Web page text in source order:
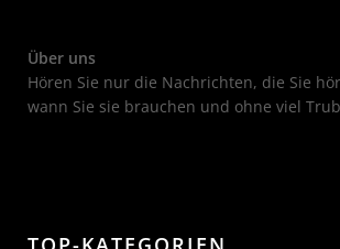
Über uns
Hören Sie nur die Nachrichten, die Sie
wann Sie sie brauchen und ohne viel